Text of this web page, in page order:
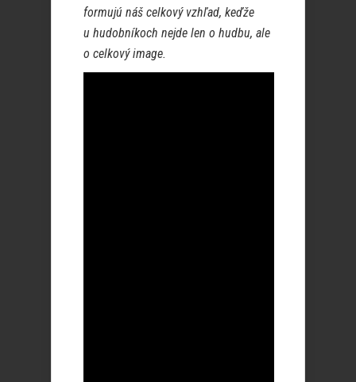
formujú náš celkový vzhľad, keďže
u hudobníkoch nejde len o hudbu, ale
o celkový image.